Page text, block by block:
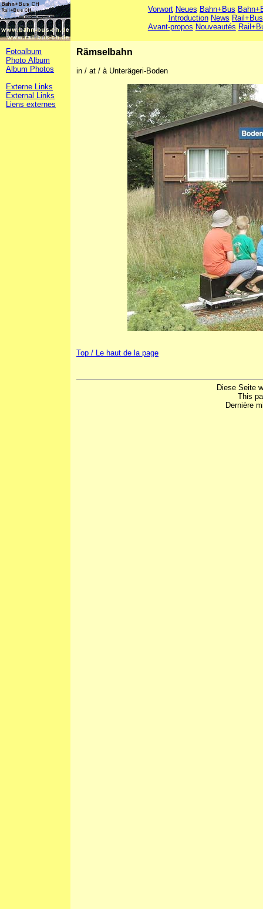
Vorwort Neues Bahn+Bus
Introduction News Rail+Bus
Avant-propos Nouveautés
Fotoalbum
Photo Album
Album Photos
Externe Links
External Links
Liens externes
Rämselbahn
in / at / à Unterägeri-Boden
Top / Le haut de la page
Diese Seite
This
Dernière